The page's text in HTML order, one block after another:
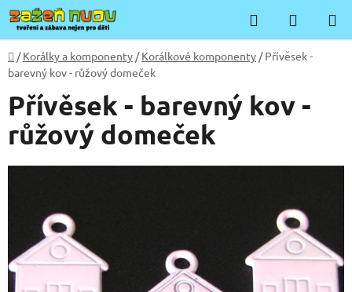
Přejít
na
obsah
Hledat
KOŠÍK
Domů
/ Korálky a komponenty / Korálkové komponenty / Přívěsek -
barevný kov - růžový domeček
Přívěsek - barevný kov -
růžový domeček